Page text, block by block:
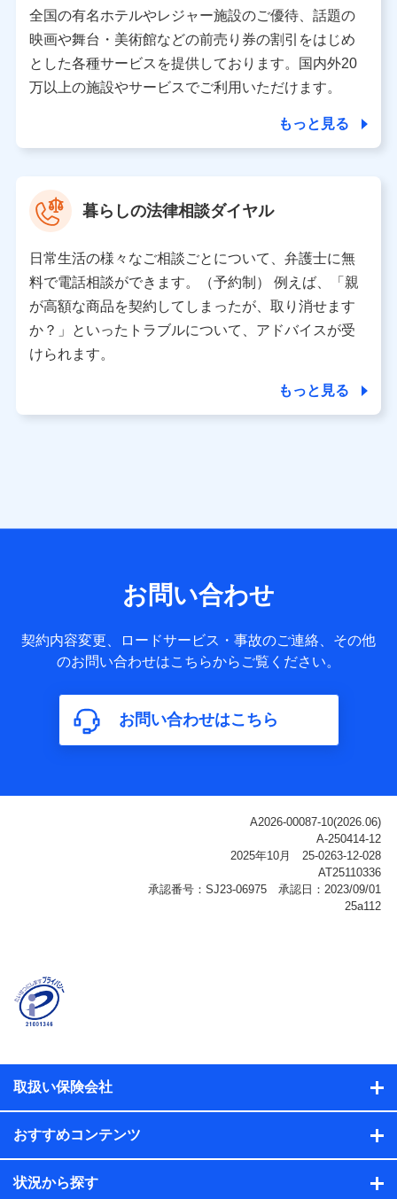
当該個人データを取り扱う各共同利用者（詳細は次のとお
り）
東京都千代田区永田町2丁目11番1号 山王パークタワー
株式会社NTTドコモ 代表取締役社長 前田 義晃
東京都中央区日本橋人形町2-14-10 アーバンネット日本橋
ビル 3F
※ 当社および株式会社NTTドコモは、お客さまの情報を利
データ憲章」に定める行動原則を順守します 。
※ パーソナルデータダッシュボードの「第三者提供の管
理」の設定状態にかかわらず、共同利用する場合がありま
※ dポイントクラブ会員ではないお客さま（2019年12月11
日以降、一度もdポイントクラブ会員であったことがないお
個人データは、こちら の利用目的の範囲内に限って共同利
用します。
サービス提供等を通じて取得した、以下の情報などの個人デ
基本情報
氏名、電話番号、メールアドレス、お客さまの識別子、
属性、連絡先、dポイントサービスのご利用に関する情
構成、住所、dポイント残高、dポイント利用履歴などが
含まれます。
利用情報
ご契約状態・ご利用履歴インターネット利用時の行動に
関する情報、アプリケーション利用時の行動に関する情
報、購入されたサービスや商品の名称・購入場所・決済
に関する情報、アンケートの回答に関する情報などが含
名、住所、生年月日、性別、保険契約者と被保険者の関
係、保険加入の目的、保険商品の内容、保険料、保険料
のお支払方法、車のメーカーや走行距離などの情報、建
ル内容や送信履歴の情報及び保険の更改案内等を提供し
保険契約情報
当社または株式会社NTTドコモ・フィナンシャルグルー
プが取得し、又は保有する保険契約に関する情報。例と
して、保険契約者及び被保険者の氏名、住所、生年月
全国の有名ホテルやレジャー施設のご優待、話題の
映画や舞台・美術館などの前売り券の割引をはじめ
とした各種サービスを提供しております。国内外20
万以上の施設やサービスでご利用いただけます。
もっと見る
暮らしの法律相談ダイヤル
日常生活の様々なご相談ごとについて、弁護士に無
料で電話相談ができます。（予約制） 例えば、「親
が高額な商品を契約してしまったが、取り消せます
か？」といったトラブルについて、アドバイスが受
けられます。
もっと見る
お問い合わせ
契約内容変更、ロードサービス・事故のご連絡、その他
のお問い合わせはこちらからご覧ください。
お問い合わせはこちら
取扱い保険会社
おすすめコンテンツ
状況から探す